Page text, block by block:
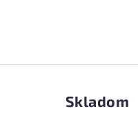
Skladom